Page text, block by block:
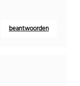
beantwoorden